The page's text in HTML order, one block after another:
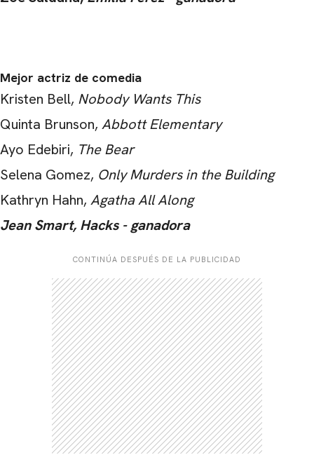
Mejor actriz de comedia
Kristen Bell, Nobody Wants This
Quinta Brunson, Abbott Elementary
Ayo Edebiri, The Bear
Selena Gomez, Only Murders in the Building
Kathryn Hahn, Agatha All Along
Jean Smart, Hacks - ganadora
CONTINÚA DESPUÉS DE LA PUBLICIDAD